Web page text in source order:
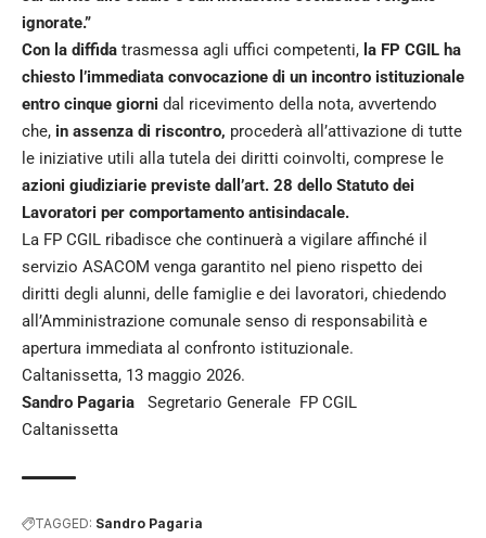
ignorate.”
Con la diffida trasmessa agli uffici competenti, la FP CGIL ha
chiesto l’immediata convocazione di un incontro istituzionale
entro cinque giorni dal ricevimento della nota, avvertendo
che, in assenza di riscontro, procederà all’attivazione di tutte
le iniziative utili alla tutela dei diritti coinvolti, comprese le
azioni giudiziarie previste dall’art. 28 dello Statuto dei
Lavoratori per comportamento antisindacale.
La FP CGIL ribadisce che continuerà a vigilare affinché il
servizio ASACOM venga garantito nel pieno rispetto dei
diritti degli alunni, delle famiglie e dei lavoratori, chiedendo
all’Amministrazione comunale senso di responsabilità e
apertura immediata al confronto istituzionale.
Caltanissetta, 13 maggio 2026.
Sandro Pagaria Segretario Generale FP CGIL
Caltanissetta
TAGGED: Sandro Pagaria